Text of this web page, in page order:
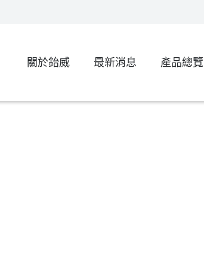
關於鈶威 最新消息 產品總覽